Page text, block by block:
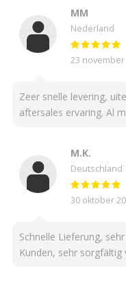
MM
Nederland
23 november
Zeer snelle levering,
aftersales ervaring. Al
M.K.
Deutschland
30 oktober
Schnelle Lieferung,
Kunden, sehr